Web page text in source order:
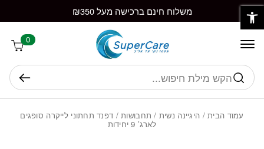
Skip to Content משלוח חינם ברכישה מעל ₪350
0
חיפוש
עמוד הבית/ היגיינה נשית / תחבושות/ דפנד תחתוני לייקרה סופגים
לארג’ 9 יחידות
בחזרה למעלה
פתח סרגל נגישות